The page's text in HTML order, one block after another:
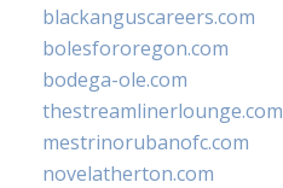
blackanguscareers.com
bolesfororegon.com
bodega-ole.com
thestreamlinerlounge.com
mestrinorubanofc.com
novelatherton.com